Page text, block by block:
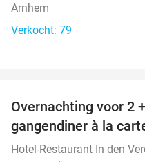
Arnhem
Verkocht: 79
Overnachting voor 2
gangendiner à la
Hotel-Restaurant In den